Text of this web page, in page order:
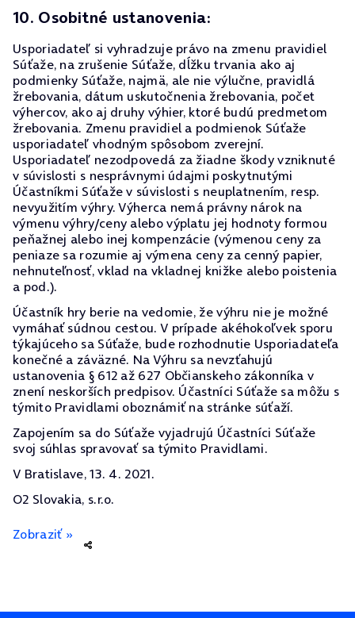
10. Osobitné ustanovenia:
Usporiadateľ si vyhradzuje právo na zmenu pravidiel
Súťaže, na zrušenie Súťaže, dĺžku trvania ako aj
podmienky Súťaže, najmä, ale nie výlučne, pravidlá
žrebovania, dátum uskutočnenia žrebovania, počet
výhercov, ako aj druhy výhier, ktoré budú predmetom
žrebovania. Zmenu pravidiel a podmienok Súťaže
usporiadateľ vhodným spôsobom zverejní.
Usporiadateľ nezodpovedá za žiadne škody vzniknuté
v súvislosti s nesprávnymi údajmi poskytnutými
Účastníkmi Súťaže v súvislosti s neuplatnením, resp.
nevyužitím výhry. Výherca nemá právny nárok na
výmenu výhry/ceny alebo výplatu jej hodnoty formou
peňažnej alebo inej kompenzácie (výmenou ceny za
peniaze sa rozumie aj výmena ceny za cenný papier,
nehnuteľnosť, vklad na vkladnej knižke alebo poistenia
a pod.).
Účastník hry berie na vedomie, že výhru nie je možné
vymáhať súdnou cestou. V prípade akéhokoľvek sporu
týkajúceho sa Súťaže, bude rozhodnutie Usporiadateľa
konečné a záväzné. Na Výhru sa nevzťahujú
ustanovenia § 612 až 627 Občianskeho zákonníka v
znení neskorších predpisov. Účastníci Súťaže sa môžu s
týmito Pravidlami oboznámiť na stránke súťaží.
Zapojením sa do Súťaže vyjadrujú Účastníci Súťaže
svoj súhlas spravovať sa týmito Pravidlami.
V Bratislave, 13. 4. 2021.
O2 Slovakia, s.r.o.
Zobraziť »